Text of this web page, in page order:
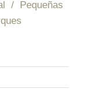
/ Pequeñas